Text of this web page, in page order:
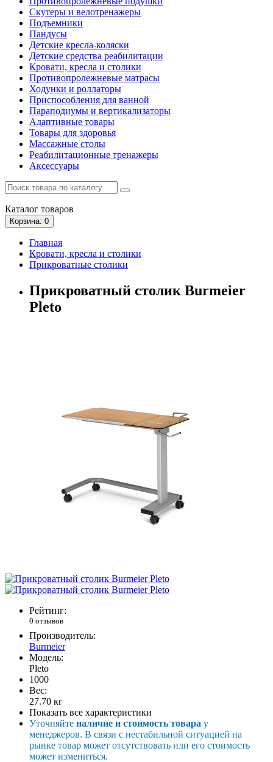
Скутеры и велотренажеры
Подъемники
Пандусы
Детские кресла-коляски
Детские средства реабилитации
Кровати, кресла и столики
Противопролежневые матрасы
Ходунки и роллаторы
Приспособления для ванной
Параподиумы и вертикализаторы
Адаптивные товары
Товары для здоровья
Массажные столы
Реабилитационные тренажеры
Аксессуары
Каталог товаров
Корзина: 0
Главная
Кровати, кресла и столики
Прикроватные столики
Прикроватный столик Burmeier
Pleto
Рейтинг:
0 отзывов
Производитель:
Burmeier
Модель:
Pleto
1000
Вес:
27.70 кг
Показать все характеристики
Уточняйте наличие и стоимость товара у
менеджеров. В связи с нестабильной ситуацией на
рынке товар может отсутствовать или его стоимость
может измениться.